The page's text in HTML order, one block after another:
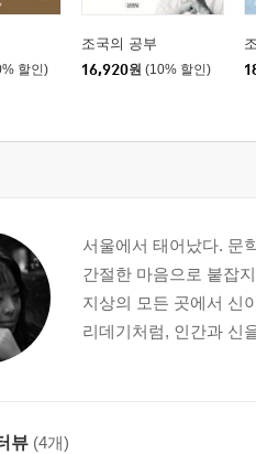
사는 다 어디 갔습니까
법안을 반드시 통과시킵시다
두발언 2024년 11월 18일
파면되어야 합니다
할인)
조국의 공부
16,920원 (10% 할인)
서울에서 태어났다. 문
간절한 마음으로 붙잡
지상의 모든 곳에서 신
리데기처럼, 인간과 신
뷰 (4개)